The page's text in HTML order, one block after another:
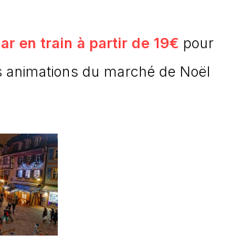
en train à partir de 19€ pour
animations du marché de Noël